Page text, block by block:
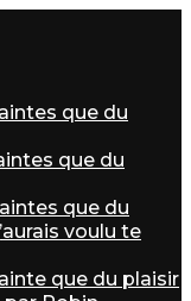
que du
que du
que du
voulu te
que du plaisir